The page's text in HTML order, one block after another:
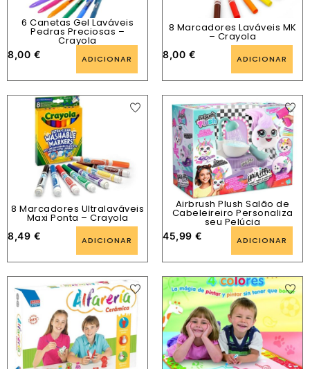
6 Canetas Gel Laváveis
Pedras Preciosas –
Crayola
8,00 € ADICIONAR
8 Marcadores Laváveis MK
– Crayola
8,00 € ADICIONAR
8 Marcadores Ultralaváveis
Maxi Ponta – Crayola
8,49 € ADICIONAR
Airbrush Plush Salão de
Cabeleireiro Personaliza
seu Pelúcia
45,99 € ADICIONAR